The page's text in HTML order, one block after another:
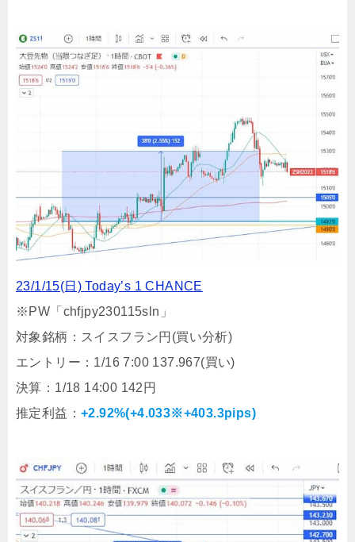
23/1/15(日) Today’s 1 CHANCE
※PW「chfjpy230115sln」
対象銘柄：スイスフラン円(買い分析)
エントリー：1/16 7:00 137.967(買い)
決算：1/18 14:00 142円
推定利益： +2.92%(+4.033※+403.3pips)